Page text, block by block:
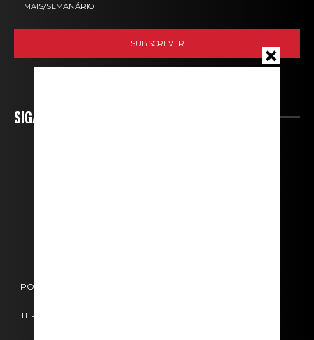
MAIS/SEMANÁRIO
SIGA-NOS
POLÍTICA DE COOKIES
TERMOS E CONDIÇÕES